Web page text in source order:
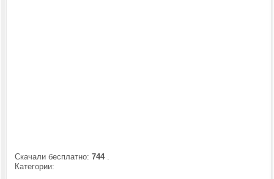
Скачали бесплатно: 744.
Категории: